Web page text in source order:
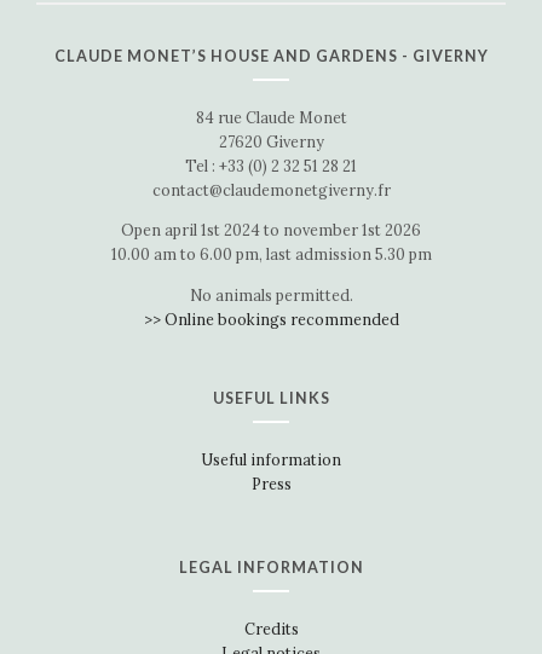
CLAUDE MONET’S HOUSE AND GARDENS - GIVERNY
84 rue Claude Monet
27620 Giverny
Tel : +33 (0) 2 32 51 28 21
contact@claudemonetgiverny.fr
Open april 1st 2024 to november 1st 2026
10.00 am to 6.00 pm, last admission 5.30 pm
No animals permitted.
>> Online bookings recommended
USEFUL LINKS
Useful information
Press
LEGAL INFORMATION
Credits